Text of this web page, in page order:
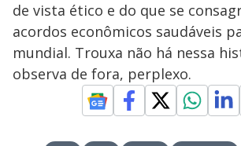
de vista ético e do que se
acordos econômicos saudáveis
mundial. Trouxa não há nessa
observa de fora, perplexo.